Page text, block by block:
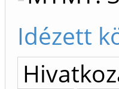
Idézett